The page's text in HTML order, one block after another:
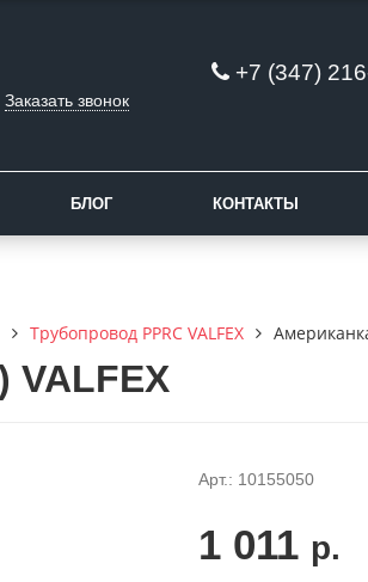
+7 (347)
Заказать звонок
БЛОГ КОНТАКТЫ
Трубопровод PPRC VALFEX
VALFEX
Арт.: 10155050
1 011 р.